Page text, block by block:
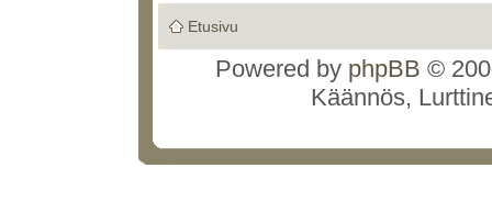
Etusivu
Powered by phpBB ©
Käännös,